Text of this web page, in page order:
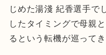
じめた湯淺 紀香選手で
したタイミングで母親
るという転機が巡ってき